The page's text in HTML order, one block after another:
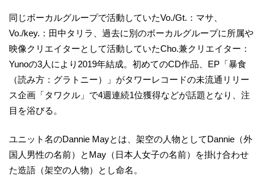
同じボーカルグループで活動していたVo./Gt.：マサ、
Vo./key.：田中タリラ、過去に別のボーカルグループに所属や
映像クリエイターとして活動していたCho.兼クリエイター：
Yunoの3人により2019年結成。初めてのCD作品、EP「暴食
（読み方：グラトニー）」がタワーレコードの未流通リリー
ス企画「タワクル」で4週連続1位獲得などが話題となり、注
目を浴びる。
ユニット名のDannie Mayとは、架空の人物としてDannie（外
国人男性の名前）とMay（日本人女子の名前）を掛け合わせ
た造語（架空の人物）とし命名。